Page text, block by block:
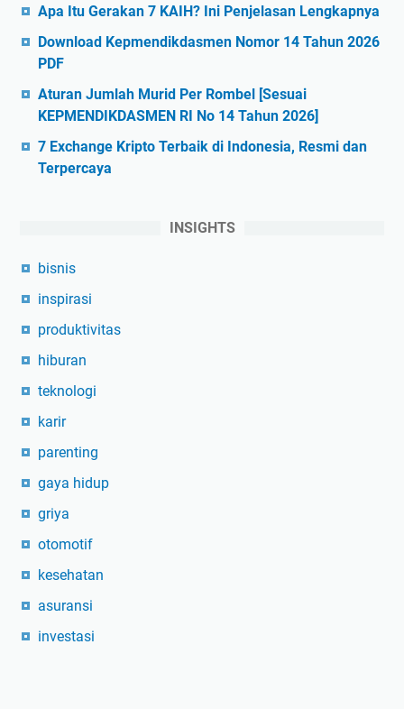
Apa Itu Gerakan 7 KAIH? Ini Penjelasan Lengkapnya
Download Kepmendikdasmen Nomor 14 Tahun 2026
PDF
Aturan Jumlah Murid Per Rombel [Sesuai
KEPMENDIKDASMEN RI No 14 Tahun 2026]
7 Exchange Kripto Terbaik di Indonesia, Resmi dan
Terpercaya
INSIGHTS
bisnis
inspirasi
produktivitas
hiburan
teknologi
karir
parenting
gaya hidup
griya
otomotif
kesehatan
asuransi
investasi